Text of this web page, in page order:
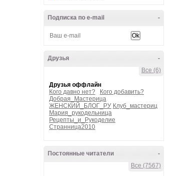
-
Подписка по e-mail
-
Друзья
Все (6)
Друзья оффлайн
Кого давно нет?
Кого добавить?
Добрая_Мастерица
ЖЕНСКИЙ_БЛОГ_РУ Клуб_мастериц
Мария_рукодельница
Рецепты_и_Рукоделие
Странница2010
-
Постоянные читатели
Все (7567)